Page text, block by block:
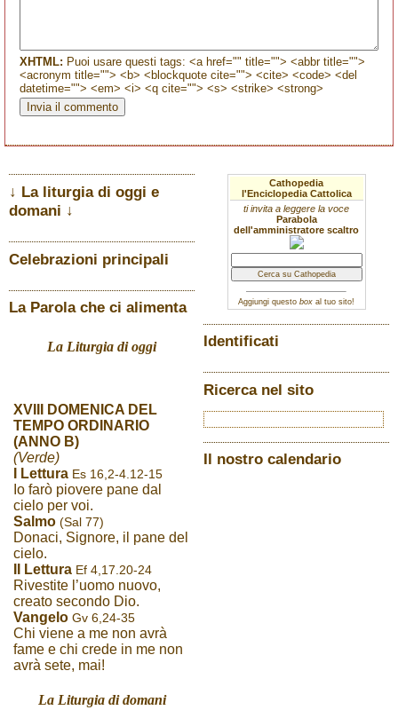
XHTML: Puoi usare questi tags: <a href="" title=""> <abbr title="">
<acronym title=""> <b> <blockquote cite=""> <cite> <code> <del
datetime=""> <em> <i> <q cite=""> <s> <strike> <strong>
↓ La liturgia di oggi e
domani ↓
Celebrazioni principali
La Parola che ci alimenta
La Liturgia di oggi
XVIII DOMENICA DEL
TEMPO ORDINARIO
(ANNO B)
(Verde)
I Lettura Es 16,2-4.12-15
Io farò piovere pane dal
cielo per voi.
Salmo (Sal 77)
Donaci, Signore, il pane del
cielo.
II Lettura Ef 4,17.20-24
Rivestite l’uomo nuovo,
creato secondo Dio.
Vangelo Gv 6,24-35
Chi viene a me non avrà
fame e chi crede in me non
avrà sete, mai!
La Liturgia di domani
Cathopedia
l'Enciclopedia Cattolica
ti invita a leggere la voce
Parabola
dell'amministratore scaltro
Aggiungi questo box al tuo sito!
Identificati
Ricerca nel sito
Il nostro calendario